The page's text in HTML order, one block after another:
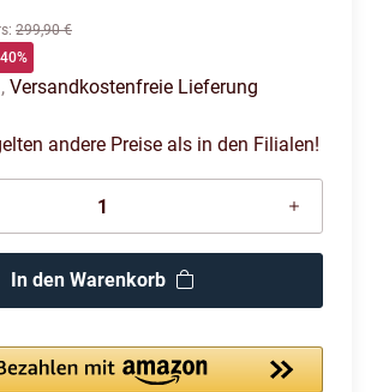
: 299,90 €
40%
Versandkostenfreie Lieferung
andere Preise als in den Filialen!
In den Warenkorb